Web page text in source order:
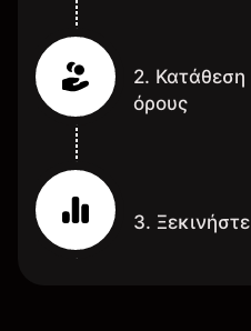
2. Κατάθεση
όρους
3.